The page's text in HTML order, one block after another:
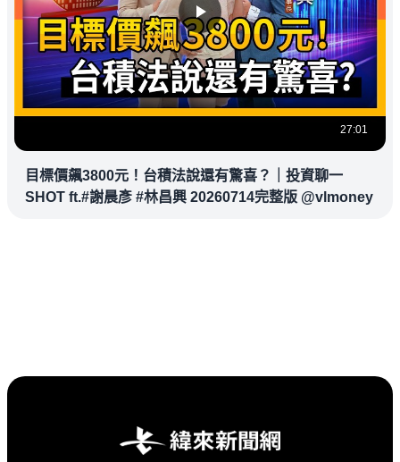
27:01
目標價飆3800元！台積法說還有驚喜？｜投資聊一
SHOT ft.#謝晨彥 #林昌興 20260714完整版 @vlmoney